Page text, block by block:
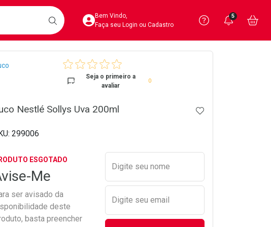
BUSCARAcesse sua Conta
Bem Vindo,
Faça seu Login ou Cadastro
Precisa
Ver Recursos
Você
5
Seja o primeiro a
avaliar
0
Nestlé Sollys Uva 200ml ADICIONAR AOS
299006
ESGOTADO
Me
ser avisado da
deste
basta preencher
Preencher nome e email
Digite seu nome
Digite seu email